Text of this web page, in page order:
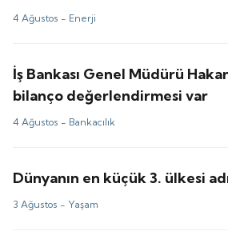
4 Ağustos - Enerji
İş Bankası Genel Müdürü
bilanço değerlendirmesi var
4 Ağustos - Bankacılık
Dünyanın en küçük 3. ülkesi
3 Ağustos - Yaşam